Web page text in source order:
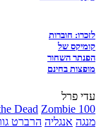
לזכרו: חוברות
קומיקס של
הפנתר השחור
מופצות בחינם
עדי פרל
Dead Zombie 100
מנגה אנגליה הרברט